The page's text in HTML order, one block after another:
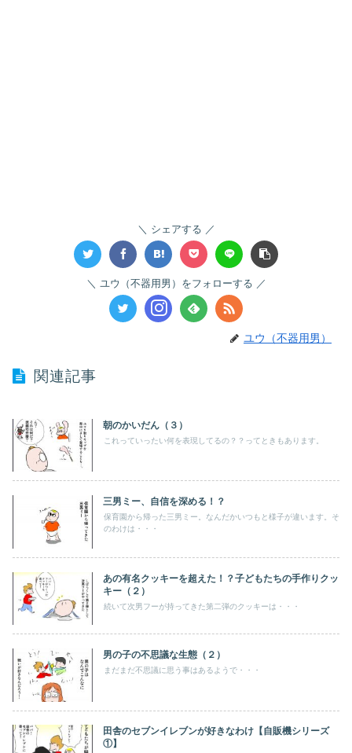
シェアする
ユウ（不器用男）をフォローする
ユウ（不器用男）
関連記事
朝のかいだん（３）
これっていったい何を表現してるの？？ってときもあります。
三男ミー、自信を深める！？
保育園から帰った三男ミー。なんだかいつもと様子が違います。そ
のわけは・・・
あの有名クッキーを超えた！？子どもたちの手作りクッ
キー（２）
続いて次男フーが持ってきた第二弾のクッキーは・・・
男の子の不思議な生態（２）
まだまだ不思議に思う事はあるようで・・・
田舎のセブンイレブンが好きなわけ【自販機シリーズ
①】